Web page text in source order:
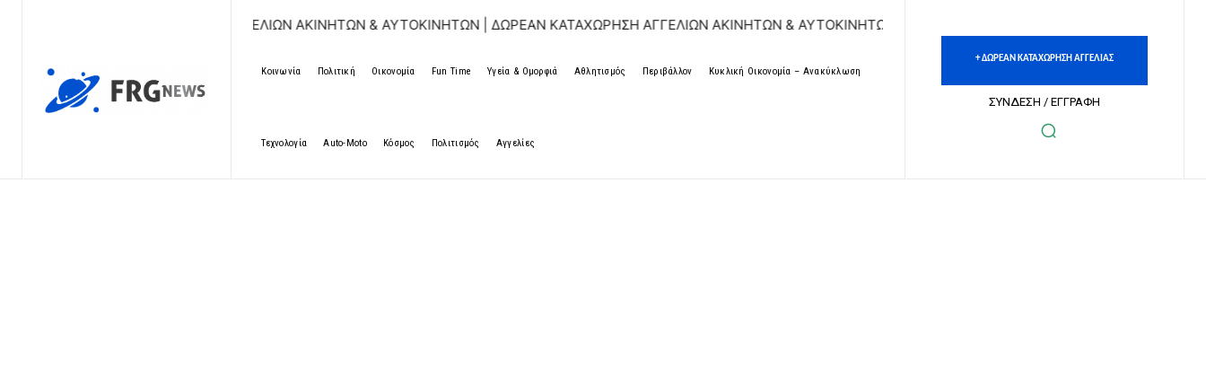
ΚΑΤΑΧΩΡΗΣΗ ΑΓΓΕΛΙΩΝ ΑΚΙΝΗΤΩΝ & ΑΥΤΟΚΙΝΗΤΩΝ | ΔΩΡΕΑΝ ΚΑΤΑΧΩΡΗΣΗ ΑΓΓΕΛΙΩΝ ΑΚΙΝΗΤΩΝ & ΑΥΤΟΚΙΝΗΤΩΝ | ΔΩΡΕΑΝ ΚΑΤΑΧΩΡΗΣΗ ΑΓΓΕΛΙΩΝ ΑΚΙΝΗΤΩΝ &
Κοινωνία Πολιτική Οικονομία Fun Time Υγεία & Ομορφιά Αθλητισμός Περιβάλλον Κυκλική Οικονομία – Ανακύκλωση
Τεχνολογία Auto-Moto Κόσμος Πολιτισμός Αγγελίες
+ ΔΩΡΕΑΝ ΚΑΤΑΧΩΡΗΣΗ ΑΓΓΕΛΙΑΣ
ΣΥΝΔΕΣΗ / ΕΓΓΡΑΦΗ